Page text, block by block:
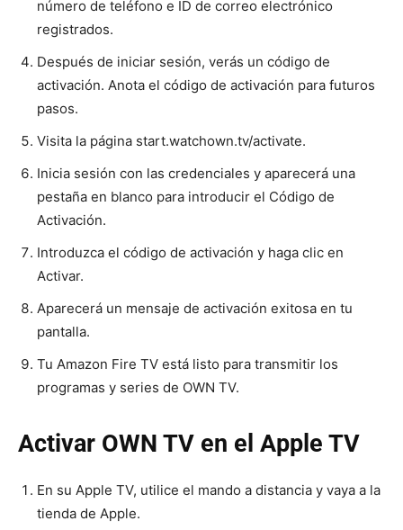
número de teléfono e ID de correo electrónico
registrados.
Después de iniciar sesión, verás un código de
activación. Anota el código de activación para futuros
pasos.
Visita la página start.watchown.tv/activate.
Inicia sesión con las credenciales y aparecerá una
pestaña en blanco para introducir el Código de
Activación.
Introduzca el código de activación y haga clic en
Activar.
Aparecerá un mensaje de activación exitosa en tu
pantalla.
Tu Amazon Fire TV está listo para transmitir los
programas y series de OWN TV.
Activar OWN TV en el Apple TV
En su Apple TV, utilice el mando a distancia y vaya a la
tienda de Apple.